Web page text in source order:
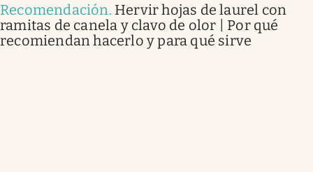
Recomendación. Hervir hojas de laurel con
ramitas de canela y clavo de olor | Por qué
recomiendan hacerlo y para qué sirve